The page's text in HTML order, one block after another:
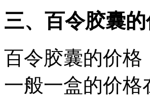
三、百令胶囊
百令胶囊的价格
一般一盒的价格